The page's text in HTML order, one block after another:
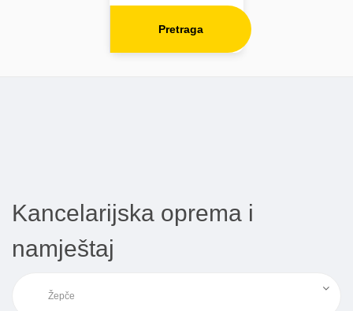
Pretraga
Kancelarijska oprema i
namještaj